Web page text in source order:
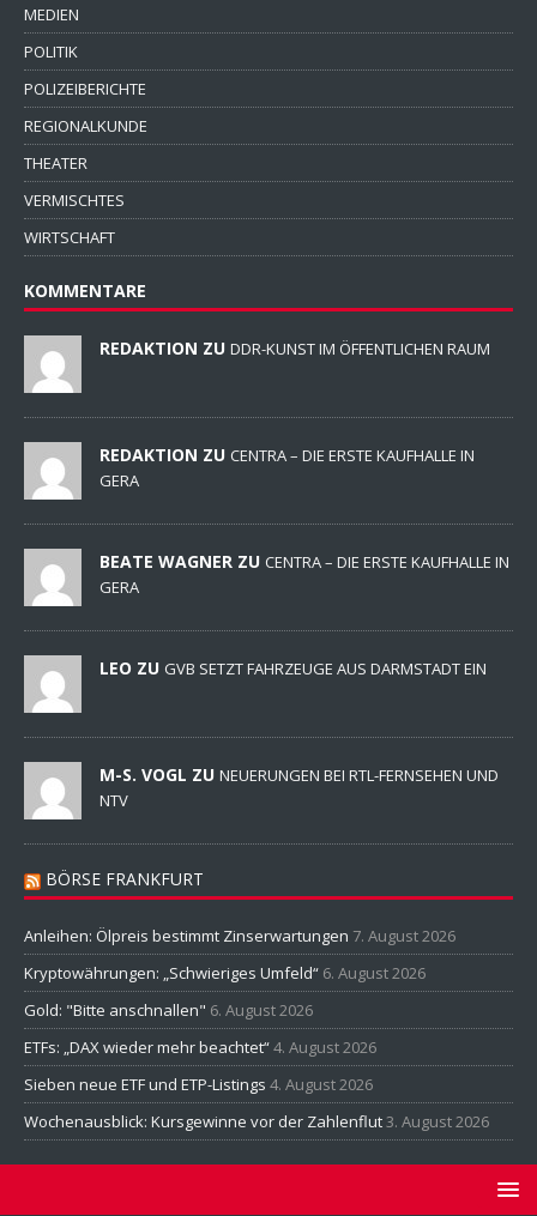
MEDIEN
POLITIK
POLIZEIBERICHTE
REGIONALKUNDE
THEATER
VERMISCHTES
WIRTSCHAFT
KOMMENTARE
REDAKTION ZU DDR-KUNST IM ÖFFENTLICHEN RAUM
REDAKTION ZU CENTRA – DIE ERSTE KAUFHALLE IN
GERA
BEATE WAGNER ZU CENTRA – DIE ERSTE KAUFHALLE IN
GERA
LEO ZU GVB SETZT FAHRZEUGE AUS DARMSTADT EIN
M-S. VOGL ZU NEUERUNGEN BEI RTL-FERNSEHEN UND
NTV
BÖRSE FRANKFURT
Anleihen: Ölpreis bestimmt Zinserwartungen 7. August 2026
Kryptowährungen: „Schwieriges Umfeld“ 6. August 2026
Gold: "Bitte anschnallen" 6. August 2026
ETFs: „DAX wieder mehr beachtet“4. August 2026
Sieben neue ETF und ETP-Listings 4. August 2026
Wochenausblick: Kursgewinne vor der Zahlenflut3. August 2026